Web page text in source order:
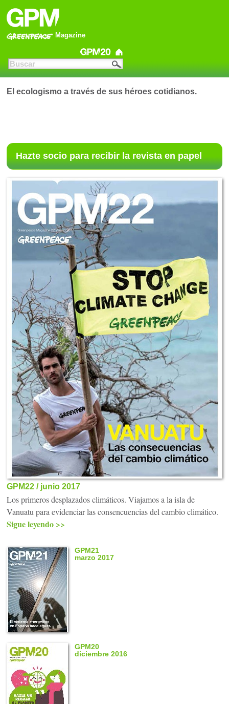
Magazine
El ecologismo a través de sus héroes cotidianos.
Hazte socio para recibir la revista en papel
GPM22 / junio 2017
Los primeros desplazados climáticos. Viajamos a la isla de
Vanuatu para evidenciar las consencuencias del cambio climático.
Sigue leyendo >>
GPM21
marzo 2017
GPM20
diciembre 2016